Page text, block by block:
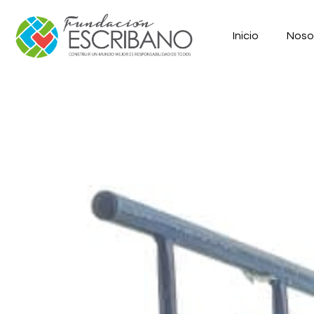
Inicio